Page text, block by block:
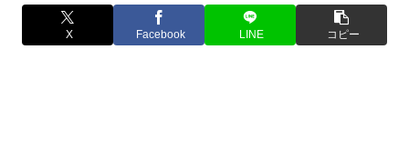
X Facebook LINE コピー